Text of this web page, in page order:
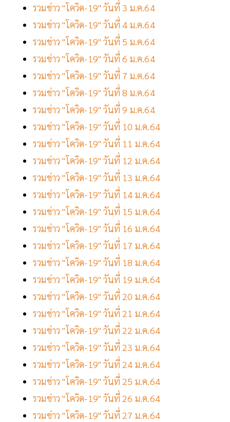
รวมข่าว "โควิด-19" วันที่ 3 ม.ค.64
รวมข่าว "โควิด-19" วันที่ 4 ม.ค.64
รวมข่าว "โควิด-19" วันที่ 5 ม.ค.64
รวมข่าว "โควิด-19" วันที่ 6 ม.ค.64
รวมข่าว "โควิด-19" วันที่ 7 ม.ค.64
รวมข่าว "โควิด-19" วันที่ 8 ม.ค.64
รวมข่าว "โควิด-19" วันที่ 9 ม.ค.64
รวมข่าว "โควิด-19" วันที่ 10 ม.ค.64
รวมข่าว "โควิด-19" วันที่ 11 ม.ค.64
รวมข่าว "โควิด-19" วันที่ 12 ม.ค.64
รวมข่าว "โควิด-19" วันที่ 13 ม.ค.64
รวมข่าว "โควิด-19" วันที่ 14 ม.ค.64
รวมข่าว "โควิด-19" วันที่ 15 ม.ค.64
รวมข่าว "โควิด-19" วันที่ 16 ม.ค.64
รวมข่าว "โควิด-19" วันที่ 17 ม.ค.64
รวมข่าว "โควิด-19" วันที่ 18 ม.ค.64
รวมข่าว "โควิด-19" วันที่ 19 ม.ค.64
รวมข่าว "โควิด-19" วันที่ 20 ม.ค.64
รวมข่าว "โควิด-19" วันที่ 21 ม.ค.64
รวมข่าว "โควิด-19" วันที่ 22 ม.ค.64
รวมข่าว "โควิด-19" วันที่ 23 ม.ค.64
รวมข่าว "โควิด-19" วันที่ 24 ม.ค.64
รวมข่าว "โควิด-19" วันที่ 25 ม.ค.64
รวมข่าว "โควิด-19" วันที่ 26 ม.ค.64
รวมข่าว "โควิด-19" วันที่ 27 ม.ค.64